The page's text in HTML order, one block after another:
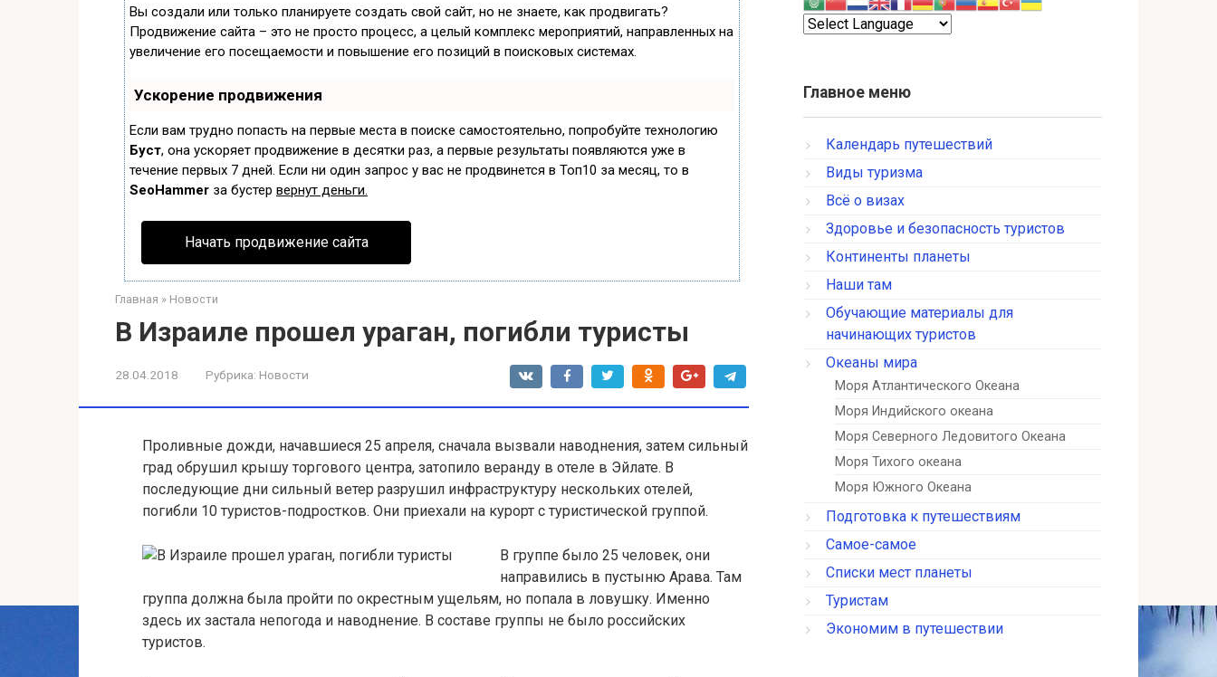
Вы создали или только планируете создать свой сайт, но не знаете, как продвигать?
Продвижение сайта – это не просто процесс, а целый комплекс мероприятий, направленных на
увеличение его посещаемости и повышение его позиций в поисковых системах.
Ускорение продвижения
Если вам трудно попасть на первые места в поиске самостоятельно, попробуйте технологию
Буст, она ускоряет продвижение в десятки раз, а первые результаты появляются уже в
течение первых 7 дней. Если ни один запрос у вас не продвинется в Топ10 за месяц, то в
SeoHammer за бустер вернут деньги.
Начать продвижение сайта
Главная » Новости
В Израиле прошел ураган, погибли туристы
28.04.2018 Рубрика: Новости
Проливные дожди, начавшиеся 25 апреля, сначала вызвали наводнения, затем сильный
град обрушил крышу торгового центра, затопило веранду в отеле в Эйлате. В
последующие дни сильный ветер разрушил инфраструктуру нескольких отелей,
погибли 10 туристов-подростков. Они приехали на курорт с туристической группой.
В группе было 25 человек, они
направились в пустыню Арава. Там
группа должна была пройти по окрестным ущельям, но попала в ловушку. Именно
здесь их застала непогода и наводнение. В составе группы не было российских
туристов.
Главное меню
Календарь путешествий
Виды туризма
Всё о визах
Здоровье и безопасность туристов
Континенты планеты
Наши там
Обучающие материалы для
начинающих туристов
Океаны мира
Моря Атлантического Океана
Моря Индийского океана
Моря Северного Ледовитого Океана
Моря Тихого океана
Моря Южного Океана
Подготовка к путешествиям
Самое-самое
Списки мест планеты
Туристам
Экономим в путешествии